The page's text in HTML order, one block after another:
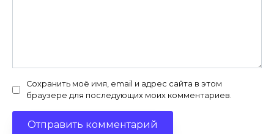
Сохранить моё имя, email и адрес сайта в этом
браузере для последующих моих комментариев.